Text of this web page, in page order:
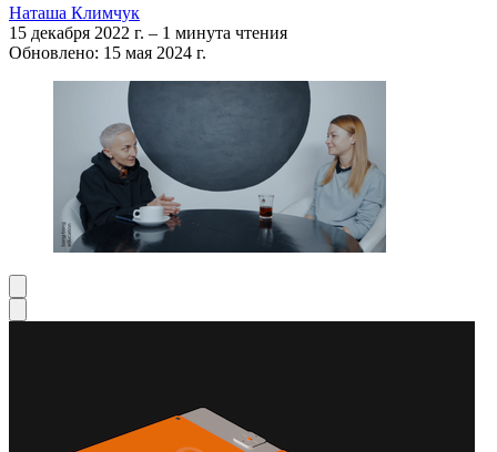
Наташа Климчук
15 декабря 2022 г. – 1 минута чтения
Обновлено: 15 мая 2024 г.